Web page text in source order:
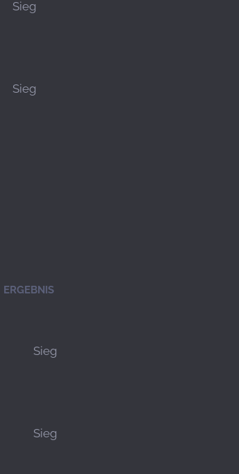
Sieg
Sieg
ERGEBNIS
Sieg
Sieg